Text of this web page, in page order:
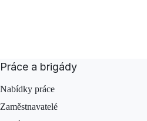
Práce a brigády
Nabídky práce
Zaměstnavatelé